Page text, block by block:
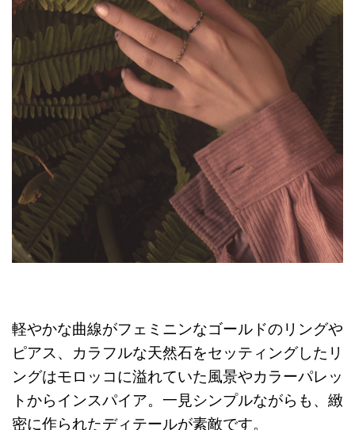
軽やかな曲線がフェミニンなゴールドのリングや
ピアス、カラフルな天然石をセッティングしたリ
ングはモロッコに溢れていた風景やカラーパレッ
トからインスパイア。一見シンプルながらも、緻
密に作られたディテールが素敵です。